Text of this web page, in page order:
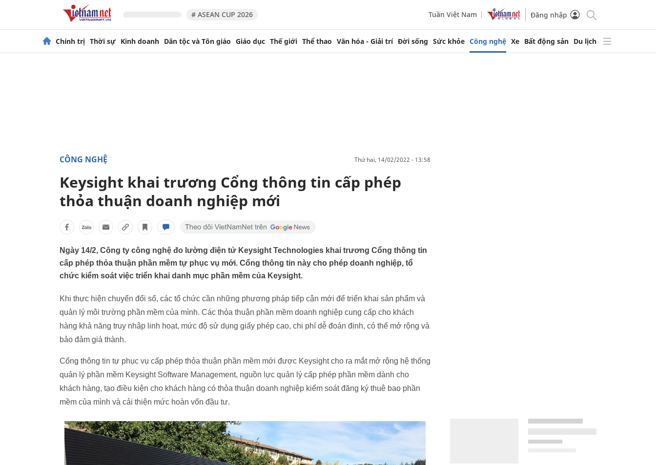
# ASEAN CUP 2026 Tuần Việt Nam Đăng nhập
Chính trị Thời sự Kinh doanh Dân tộc và Tôn giáo Giáo dục Thế giới Thể thao Văn hóa - Giải trí Đời sống Sức khỏe Công nghệ Xe Bất động sản Du lịch
CÔNG NGHỆ thứ hai, 14/02/2022 - 13:58
Keysight khai trương Cổng thông tin cấp phép
thỏa thuận doanh nghiệp mới
Ngày 14/2, Công ty công nghệ đo lường điện tử Keysight Technologies khai trương Cổng thông tin
cấp phép thỏa thuận phần mềm tự phục vụ mới. Cổng thông tin này cho phép doanh nghiệp, tổ
chức kiểm soát việc triển khai danh mục phần mềm của Keysight.
Khi thực hiện chuyển đổi số, các tổ chức cần những phương pháp tiếp cận mới để triển khai sản phẩm và
quản lý môi trường phần mềm của mình. Các thỏa thuận phần mềm doanh nghiệp cung cấp cho khách
hàng khả năng truy nhập linh hoạt, mức độ sử dụng giấy phép cao, chi phí dễ đoán định, có thể mở rộng và
bảo đảm giá thành.
Cổng thông tin tự phục vụ cấp phép thỏa thuận phần mềm mới được Keysight cho ra mắt mở rộng hệ thống
quản lý phần mềm Keysight Software Management, nguồn lực quản lý cấp phép phần mềm dành cho
khách hàng, tạo điều kiện cho khách hàng có thỏa thuận doanh nghiệp kiểm soát đăng ký thuê bao phần
mềm của mình và cải thiện mức hoàn vốn đầu tư.